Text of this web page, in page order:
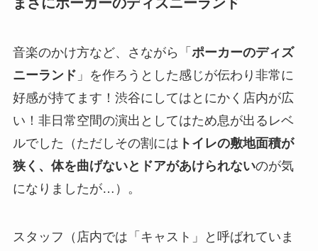
まさにポーカーのディズニーランド
音楽のかけ方など、さながら「 ポーカーのディズ
ニーランド 」を作ろうとした感じが伝わり非常に
好感が持てます！渋谷にしてはとにかく店内が広
い！非日常空間の演出としてはため息が出るレベ
ルでした（ただしその割には トイレの敷地面積が
狭く、体を曲げないとドアがあけられないのが気
になりましたが…）。
スタッフ（店内では「キャスト」と呼ばれていま